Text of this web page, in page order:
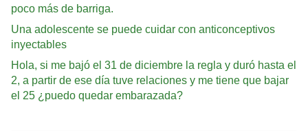
poco más de barriga.
Una adolescente se puede cuidar con anticonceptivos
inyectables
Hola, si me bajó el 31 de diciembre la regla y duró hasta el
2, a partir de ese día tuve relaciones y me tiene que bajar
el 25 ¿puedo quedar embarazada?